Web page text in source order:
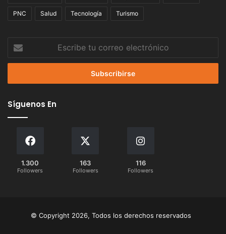
PNC Salud Tecnología Turismo
correo
Síguenos En
1.300
Followers
163
Followers
116
Followers
© Copyright 2026, Todos los derechos reservados